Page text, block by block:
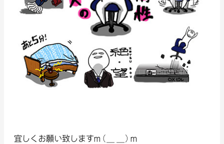
宜しくお願い致しますm(_ _)m